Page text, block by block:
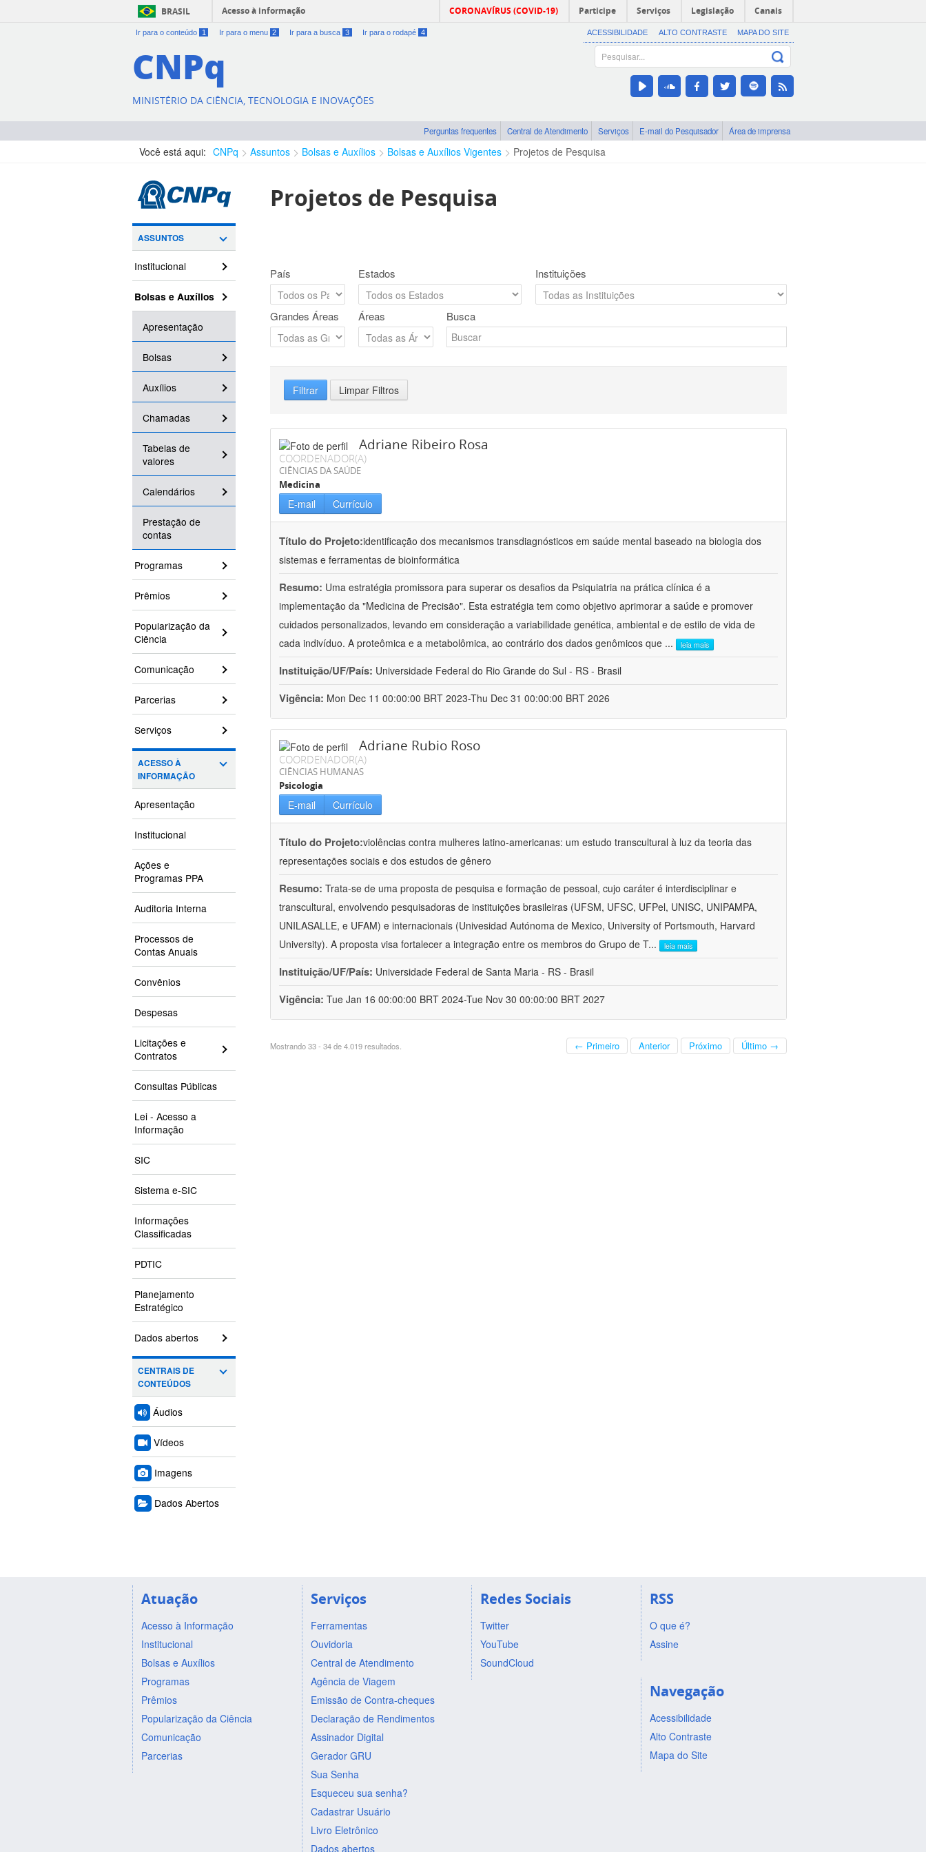
BRASIL Acesso à informação CORONAVÍRUS (COVID-19) Participe Serviços Legislação Canais
Ir para o conteúdo 1 Ir para o menu 2 Ir para a busca 3 Ir para o rodapé 4 ACESSIBILIDADE ALTO CONTRASTE MAPA DO SITE
CNPq
MINISTÉRIO DA CIÊNCIA, TECNOLOGIA E INOVAÇÕES
Perguntas frequentes Central de Atendimento Serviços E-mail do Pesquisador Área de imprensa
Você está aqui: CNPq Assuntos Bolsas e Auxílios Bolsas e Auxílios Vigentes Projetos de Pesquisa
ASSUNTOS
Institucional
Bolsas e Auxílios
Apresentação
Bolsas
Auxílios
Chamadas
Tabelas de
valores
Calendários
Prestação de
contas
Programas
Prêmios
Popularização da
Ciência
Comunicação
Parcerias
Serviços
ACESSO À
INFORMAÇÃO
Apresentação
Institucional
Ações e
Programas PPA
Auditoria Interna
Processos de
Contas Anuais
Convênios
Despesas
Licitações e
Contratos
Consultas Públicas
Lei - Acesso a
Informação
SIC
Sistema e-SIC
Informações
Classificadas
PDTIC
Planejamento
Estratégico
Dados abertos
CENTRAIS DE
CONTEÚDOS
Áudios
Vídeos
Imagens
Dados Abertos
Projetos de Pesquisa
País Estados Instituições
Grandes Áreas Áreas Busca
Filtrar Limpar Filtros
Adriane Ribeiro Rosa
COORDENADOR(A)
CIÊNCIAS DA SAÚDE
Medicina
E-mail Currículo
Título do Projeto:identificação dos mecanismos transdiagnósticos em saúde mental baseado na biologia dos
sistemas e ferramentas de bioinformática
Resumo: Uma estratégia promissora para superar os desafios da Psiquiatria na prática clínica é a
implementação da "Medicina de Precisão". Esta estratégia tem como objetivo aprimorar a saúde e promover
cuidados personalizados, levando em consideração a variabilidade genética, ambiental e de estilo de vida de
cada indivíduo. A proteômica e a metabolômica, ao contrário dos dados genômicos que ... leia mais
Instituição/UF/País: Universidade Federal do Rio Grande do Sul - RS - Brasil
Vigência: Mon Dec 11 00:00:00 BRT 2023-Thu Dec 31 00:00:00 BRT 2026
Adriane Rubio Roso
COORDENADOR(A)
CIÊNCIAS HUMANAS
Psicologia
E-mail Currículo
Título do Projeto:violências contra mulheres latino-americanas: um estudo transcultural à luz da teoria das
representações sociais e dos estudos de gênero
Resumo: Trata-se de uma proposta de pesquisa e formação de pessoal, cujo caráter é interdisciplinar e
transcultural, envolvendo pesquisadoras de instituições brasileiras (UFSM, UFSC, UFPel, UNISC, UNIPAMPA,
UNILASALLE, e UFAM) e internacionais (Univesidad Autónoma de Mexico, University of Portsmouth, Harvard
University). A proposta visa fortalecer a integração entre os membros do Grupo de T... leia mais
Instituição/UF/País: Universidade Federal de Santa Maria - RS - Brasil
Vigência: Tue Jan 16 00:00:00 BRT 2024-Tue Nov 30 00:00:00 BRT 2027
Mostrando 33 - 34 de 4.019 resultados. ← Primeiro Anterior Próximo Último →
Atuação
Acesso à Informação
Institucional
Bolsas e Auxílios
Programas
Prêmios
Popularização da Ciência
Comunicação
Parcerias
Serviços
Ferramentas
Ouvidoria
Central de Atendimento
Agência de Viagem
Emissão de Contra-cheques
Declaração de Rendimentos
Assinador Digital
Gerador GRU
Sua Senha
Esqueceu sua senha?
Cadastrar Usuário
Livro Eletrônico
Dados abertos
Redes Sociais
Twitter
YouTube
SoundCloud
RSS
O que é?
Assine
Navegação
Acessibilidade
Alto Contraste
Mapa do Site